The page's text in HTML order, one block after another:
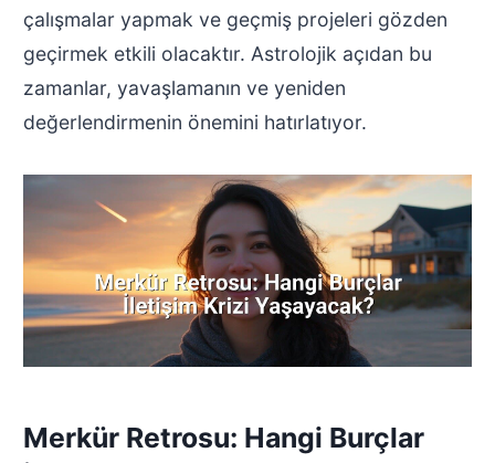
çalışmalar yapmak ve geçmiş projeleri gözden
geçirmek etkili olacaktır. Astrolojik açıdan bu
zamanlar, yavaşlamanın ve yeniden
değerlendirmenin önemini hatırlatıyor.
Merkür Retrosu: Hangi Burçlar